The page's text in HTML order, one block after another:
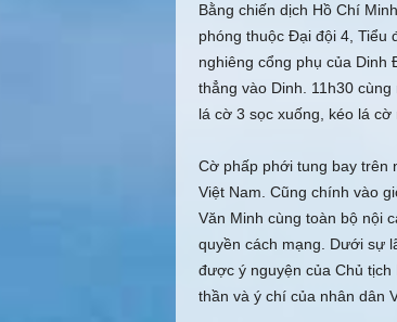
Bằng chiến dịch Hồ Chí
phóng thuộc Ðại đội 4, Tiểu
nghiêng cổng phụ của Dinh
thẳng vào Dinh. 11h30
lá cờ 3 sọc xuống, kéo lá cờ
Cờ phấp phới tung bay trên
Việt Nam. Cũng chính vào
Văn Minh cùng toàn bộ nội
quyền cách mạng. Dưới sự
được ý nguyện của Chủ
thần và ý chí của nhân dân